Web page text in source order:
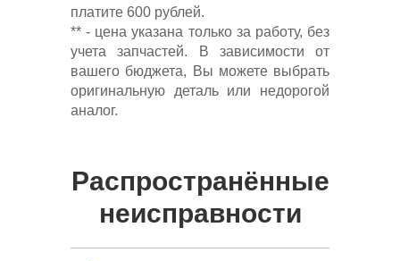
платите 600 рублей.
** - цена указана только за работу, без
учета запчастей. В зависимости от
вашего бюджета, Вы можете выбрать
оригинальную деталь или недорогой
аналог.
Распространённые
неисправности